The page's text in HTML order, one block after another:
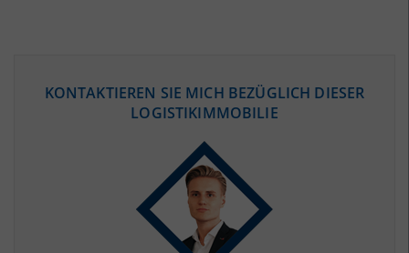
(STAND: 12/2019)
(Landkreis / Kreisfreie Stadt)
KONTAKTIEREN SIE MICH BEZÜGLICH DIESER
LOGISTIKIMMOBILIE